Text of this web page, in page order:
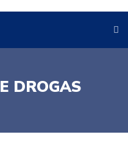
DROGAS